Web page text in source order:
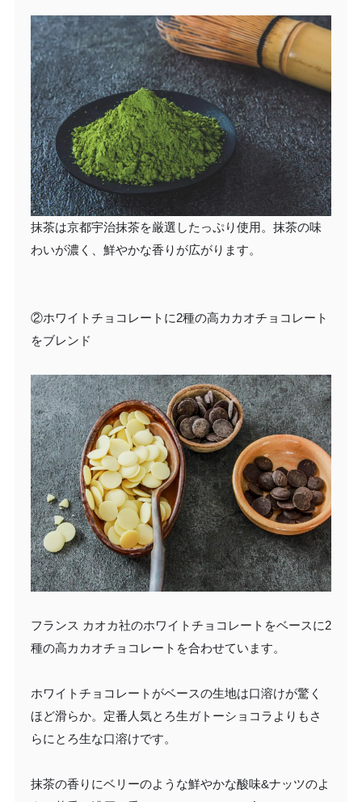
抹茶は京都宇治抹茶を厳選したっぷり使用。抹茶の味
わいが濃く、鮮やかな香りが広がります。
②ホワイトチョコレートに2種の高カカオチョコレート
をブレンド
フランス カオカ社のホワイトチョコレートをベースに2
種の高カカオチョコレートを合わせています。
ホワイトチョコレートがベースの生地は口溶けが驚く
ほど滑らか。定番人気とろ生ガトーショコラよりもさ
らにとろ生な口溶けです。
抹茶の香りにベリーのような鮮やかな酸味&ナッツのよ